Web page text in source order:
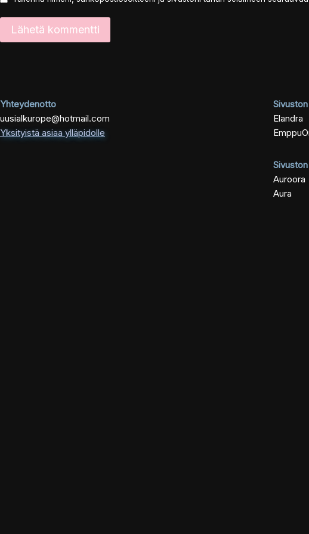
Yhteydenotto
uusialkurope@hotmail.com
Yksityistä asiaa ylläpidolle
Elandra
Auroora
Aura